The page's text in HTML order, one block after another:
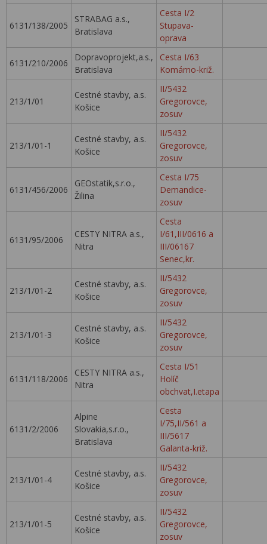
6131/138/2005
STRABAG a.s.,
Bratislava
Cesta I/2
Stupava-
oprava
6131/210/2006
Dopravoprojekt,a.s.,
Bratislava
Cesta I/63
Komárno-križ.
213/1/01
Cestné stavby, a.s.
Košice
II/5432
Gregorovce,
zosuv
213/1/01-1
Cestné stavby, a.s.
Košice
II/5432
Gregorovce,
zosuv
6131/456/2006
GEOstatik,s.r.o.,
Žilina
Cesta I/75
Demandice-
zosuv
6131/95/2006
CESTY NITRA a.s.,
Nitra
Cesta
I/61,III/0616 a
III/06167
Senec,kr.
213/1/01-2
Cestné stavby, a.s.
Košice
II/5432
Gregorovce,
zosuv
213/1/01-3
Cestné stavby, a.s.
Košice
II/5432
Gregorovce,
zosuv
6131/118/2006
CESTY NITRA a.s.,
Nitra
Cesta I/51
Holíč
obchvat,I.etapa
6131/2/2006
Alpine
Slovakia,s.r.o.,
Bratislava
Cesta
I/75,II/561 a
III/5617
Galanta-križ.
213/1/01-4
Cestné stavby, a.s.
Košice
II/5432
Gregorovce,
zosuv
213/1/01-5
Cestné stavby, a.s.
Košice
II/5432
Gregorovce,
zosuv